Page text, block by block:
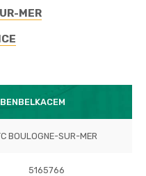
MER
BOULOGNE-SUR-MER
5165766